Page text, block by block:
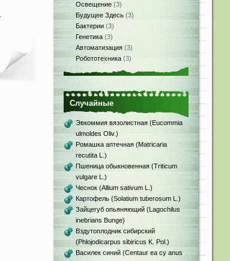
Освещение (3)
Будущее Здесь (3)
Бактерии (3)
Генетика (3)
Автоматизация (3)
Робототехника (3)
Случайные
Эвкоммия вязолистная (Eucommia
ulmoldes Oliv.)
Ромашка аптечная (Matricaria
recutita L.)
Пшеница обыкновенная (Triticum
vulgare L.)
Чеснок (Allium sativum L.)
Картофель (Solatium tuberosum L.)
Зайцегуб опьяняющий (Lagochilus
inebrians Bunge)
Вздутоплодник сибирский
(Phlojodicarpus sibiricus K. Pol.)
Василек синий (Centaur ea су anus